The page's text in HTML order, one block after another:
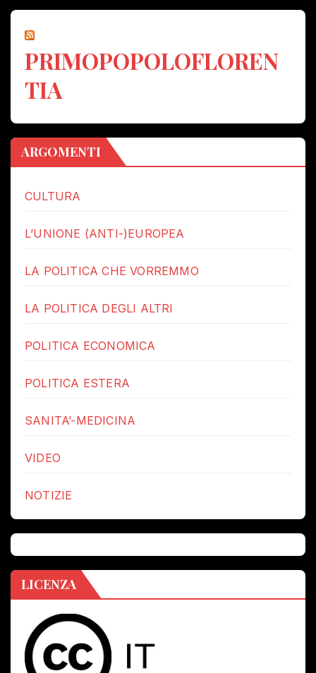
PRIMOPOPOLOFLOREN
TIA
ARGOMENTI
CULTURA
L’UNIONE (ANTI-)EUROPEA
LA POLITICA CHE VORREMMO
LA POLITICA DEGLI ALTRI
POLITICA ECONOMICA
POLITICA ESTERA
SANITA’-MEDICINA
VIDEO
NOTIZIE
LICENZA